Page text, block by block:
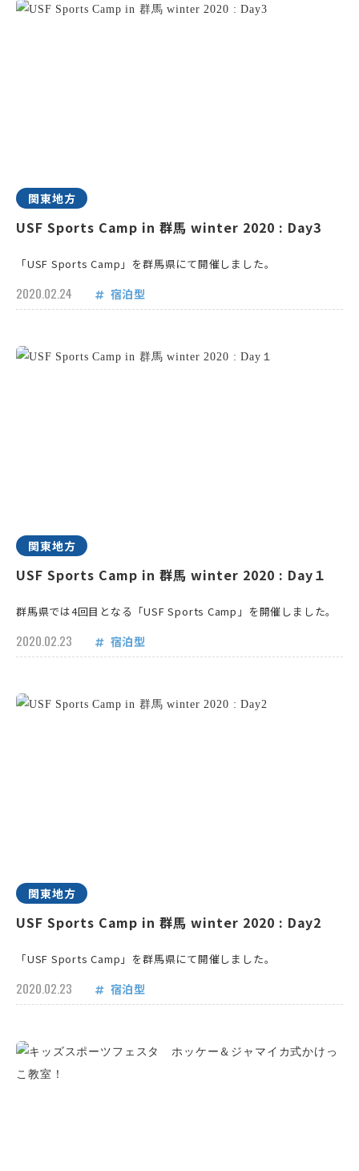
関東地方
USF Sports Camp in 群馬 winter 2020 : Day3
「USF Sports Camp」を群馬県にて開催しました。
2020.02.24 宿泊型
関東地方
USF Sports Camp in 群馬 winter 2020 : Day１
群馬県では4回目となる「USF Sports Camp」を開催しました。
2020.02.23 宿泊型
関東地方
USF Sports Camp in 群馬 winter 2020 : Day2
「USF Sports Camp」を群馬県にて開催しました。
2020.02.23 宿泊型